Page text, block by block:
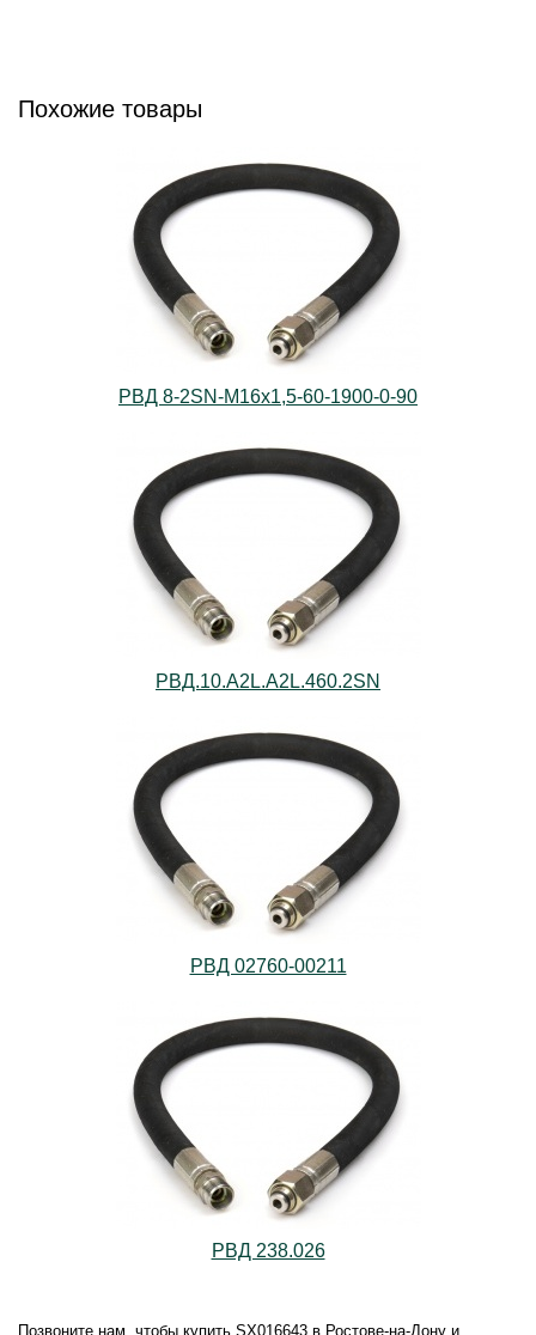
Похожие товары
РВД 8-2SN-M16х1,5-60-1900-0-90
РВД.10.А2L.А2L.460.2SN
РВД 02760-00211
РВД 238.026
Позвоните нам, чтобы купить SX016643 в Ростове-на-Дону и